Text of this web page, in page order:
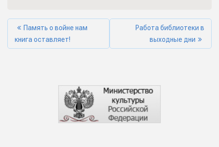
Память о войне нам
книга оставляет!
Работа библиотеки в
выходные дни